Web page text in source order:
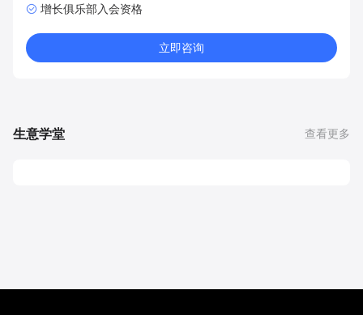
增长俱乐部入会资格
立即咨询
生意学堂 查看更多